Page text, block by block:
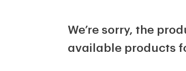
We’re sorry, the
available products